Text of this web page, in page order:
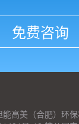
免费咨询
能高美（合肥）环